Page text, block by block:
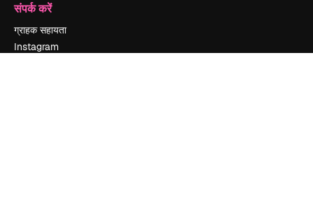
संपर्क करें
ग्राहक सहायता
Instagram